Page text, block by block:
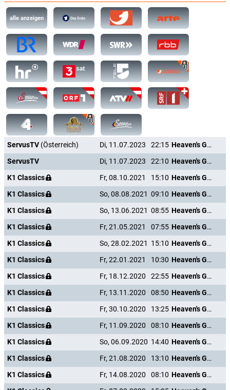
alle anzeigen
ServusTV (Österreich) Di, 11.07.2023 22:15
Heaven's Gate
ServusTV
Di, 11.07.2023 22:10
Heaven's Gate
K1 Classics
Fr, 08.10.2021 15:10
Heaven's Gate
K1 Classics
So, 08.08.2021 09:10
Heaven's Gate
K1 Classics
So, 13.06.2021 08:55
Heaven's Gate
K1 Classics
Fr, 21.05.2021 07:55
Heaven's Gate
K1 Classics
So, 28.02.2021 15:10
Heaven's Gate
K1 Classics
Fr, 22.01.2021 10:30
Heaven's Gate
K1 Classics
Fr, 18.12.2020 22:55
Heaven's Gate
K1 Classics
Fr, 13.11.2020 08:50
Heaven's Gate
K1 Classics
Fr, 30.10.2020 13:25
Heaven's Gate
K1 Classics
Fr, 11.09.2020 08:10
Heaven's Gate
K1 Classics
So, 06.09.2020 14:40
Heaven's Gate
K1 Classics
Fr, 21.08.2020 13:10
Heaven's Gate
K1 Classics
Fr, 14.08.2020 08:10
Heaven's Gate